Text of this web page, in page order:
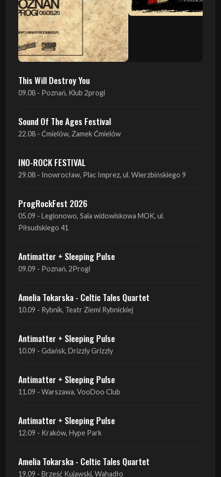
This Will Destroy You
09.08 - Poznań, Klub 2progi
Sound Of The Ages Festival
22.08 - Ćmielów, Zamek Ćmielów
INO-ROCK FESTIVAL
29.08 - Inowrocław, Plac Imprez, ul. Wierzbińskiego 9
ProgRockFest 2026
Antimatter + Sleeping Pulse
09.09 - Poznań, 2Progi
Amelia Tokarska - Celtic Tales Quartet
10.09 - Rybnik, Teatr Ziemi Rybnickiej
Antimatter + Sleeping Pulse
Antimatter + Sleeping Pulse
11.09 - Warszawa, VooDoo Club
Antimatter + Sleeping Pulse
12.09 - Kraków, Hype Park
Amelia Tokarska - Celtic Tales Quartet
19.09 - Brześć Kujawski, Wahadło
Liquid Shadows
19.09 - Kościan, Kościańskim Ośrodku Kultury